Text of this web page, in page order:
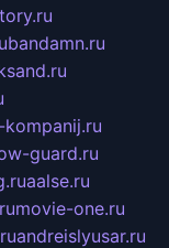
bandamn.ru
guard.ru
aalse.ru
movie-one.ru
andreislyusar.ru